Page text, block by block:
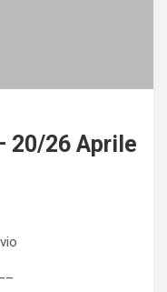
20/26 Aprile